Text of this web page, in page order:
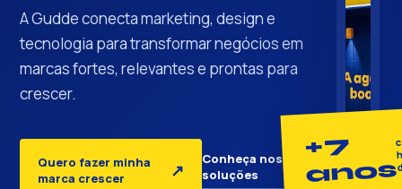
A Gudde conecta marketing, design e
tecnologia para transformar negócios em
marcas fortes, relevantes e prontas para
crescer.
Quero fazer minha
marca crescer
↗
Conheça nossas
soluções
↓
+7
anos